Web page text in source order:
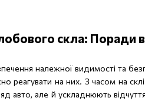
скла: Поради
належної видимості та
на них. З часом на
авто, але й ускладнюють